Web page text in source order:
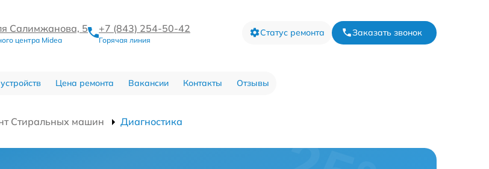
Салимжанова, 5
центра Midea
+7 (843) 254-50-42
Горячая линия
Статус ремонта Заказать звонок
Цена ремонта Вакансии Контакты Отзывы
Стиральных машин Диагностика